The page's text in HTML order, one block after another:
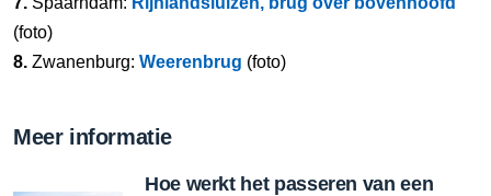
(foto)
8. Zwanenburg: Weerenbrug (foto)
Meer informatie
Hoe werkt het passeren van een